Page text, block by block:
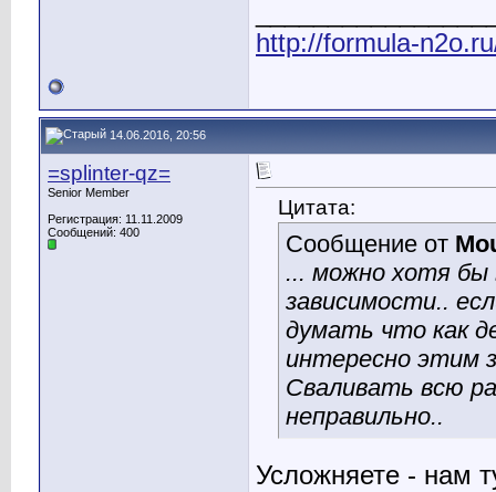
http://formula-
14.06.2016, 20:56
=splinter-qz=
Senior Member
Регистрация: 11.11.2009
Сообщений: 400
Цитата:
Сообщение от
... можно хотя бы
зависимости..
думать что как
интересно этим
Сваливать всю
неправильно..
Усложняете - нам